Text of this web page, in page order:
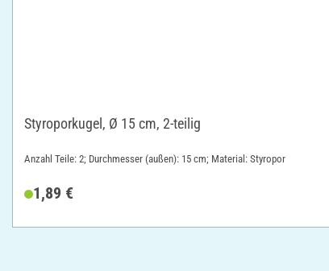
Styroporkugel, Ø 15 cm, 2-teilig
Anzahl Teile: 2; Durchmesser (außen): 15 cm; Material: Styropor
1,89 €